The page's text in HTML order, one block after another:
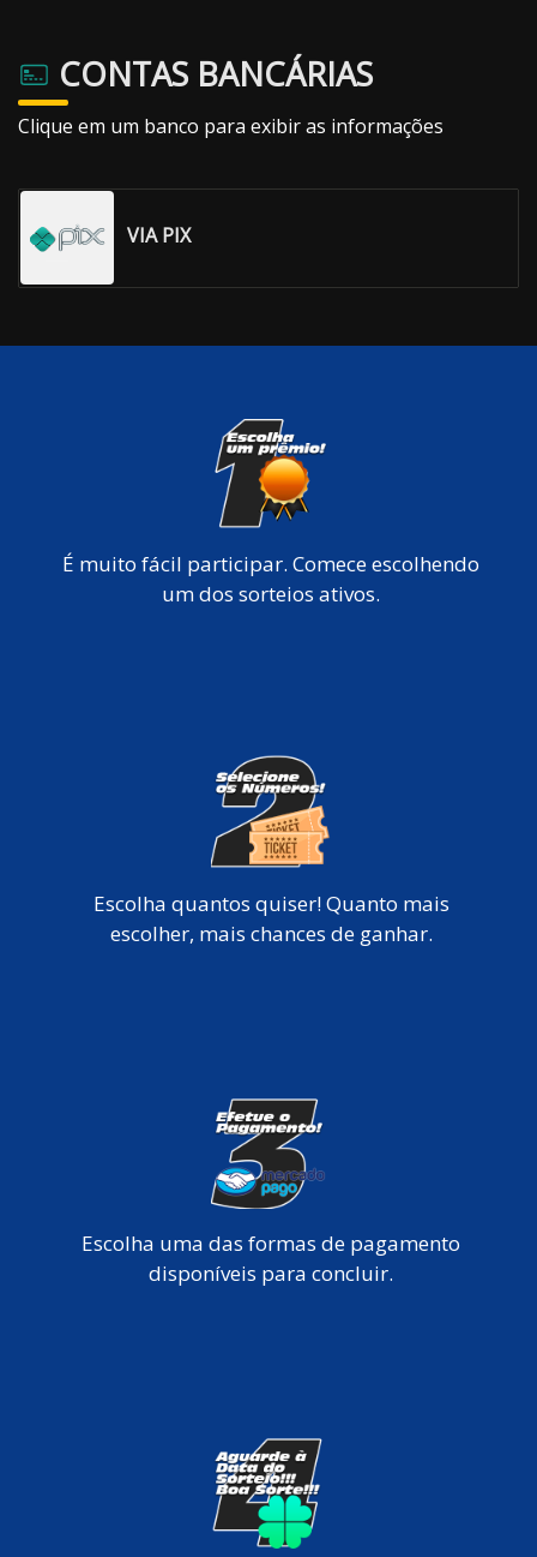
CONTAS BANCÁRIAS
Clique em um banco para exibir as informações
VIA PIX
É muito fácil participar. Comece escolhendo
um dos sorteios ativos.
Escolha quantos quiser! Quanto mais
escolher, mais chances de ganhar.
Escolha uma das formas de pagamento
disponíveis para concluir.